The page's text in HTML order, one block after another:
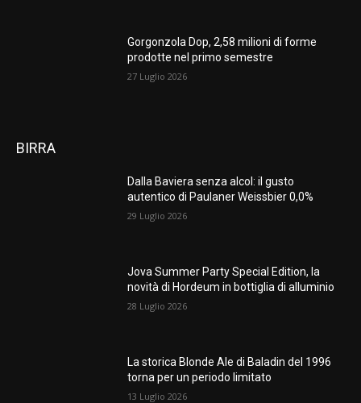
Gorgonzola Dop, 2,58 milioni di forme
prodotte nel primo semestre
27 Luglio 2026
BIRRA
Dalla Baviera senza alcol: il gusto
autentico di Paulaner Weissbier 0,0%
29 Luglio 2026
Jova Summer Party Special Edition, la
novità di Hordeum in bottiglia di alluminio
28 Luglio 2026
La storica Blonde Ale di Baladin del 1996
torna per un periodo limitato
13 Luglio 2026